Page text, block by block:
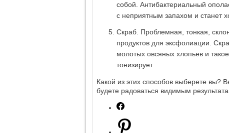
собой. Антибактериальный
с неприятным запахом и станет
Скраб. Проблемная, тонкая,
продуктов для эксфолиации.
молотых овсяных хлопьев и
тонизирует.
Какой из этих способов выберете вы?
будете радоваться видимым